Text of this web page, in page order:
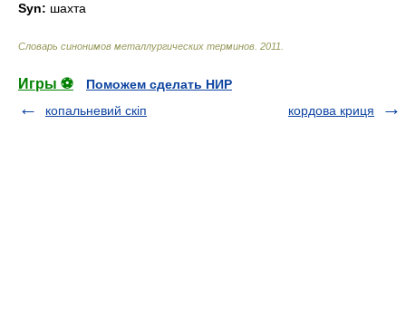
Syn: шахта
Словарь синонимов металлургических терминов 2011
Игры ⚽
Поможем сделать НИР
копальневий скіп
кордова криця